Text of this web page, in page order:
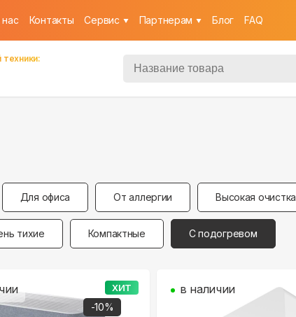
Контакты Cервис Партнерам Блог FAQ
Для офиса От аллергии Высокая очистка
тихие Компактные С подогревом
ХИТ
-10%
в наличии